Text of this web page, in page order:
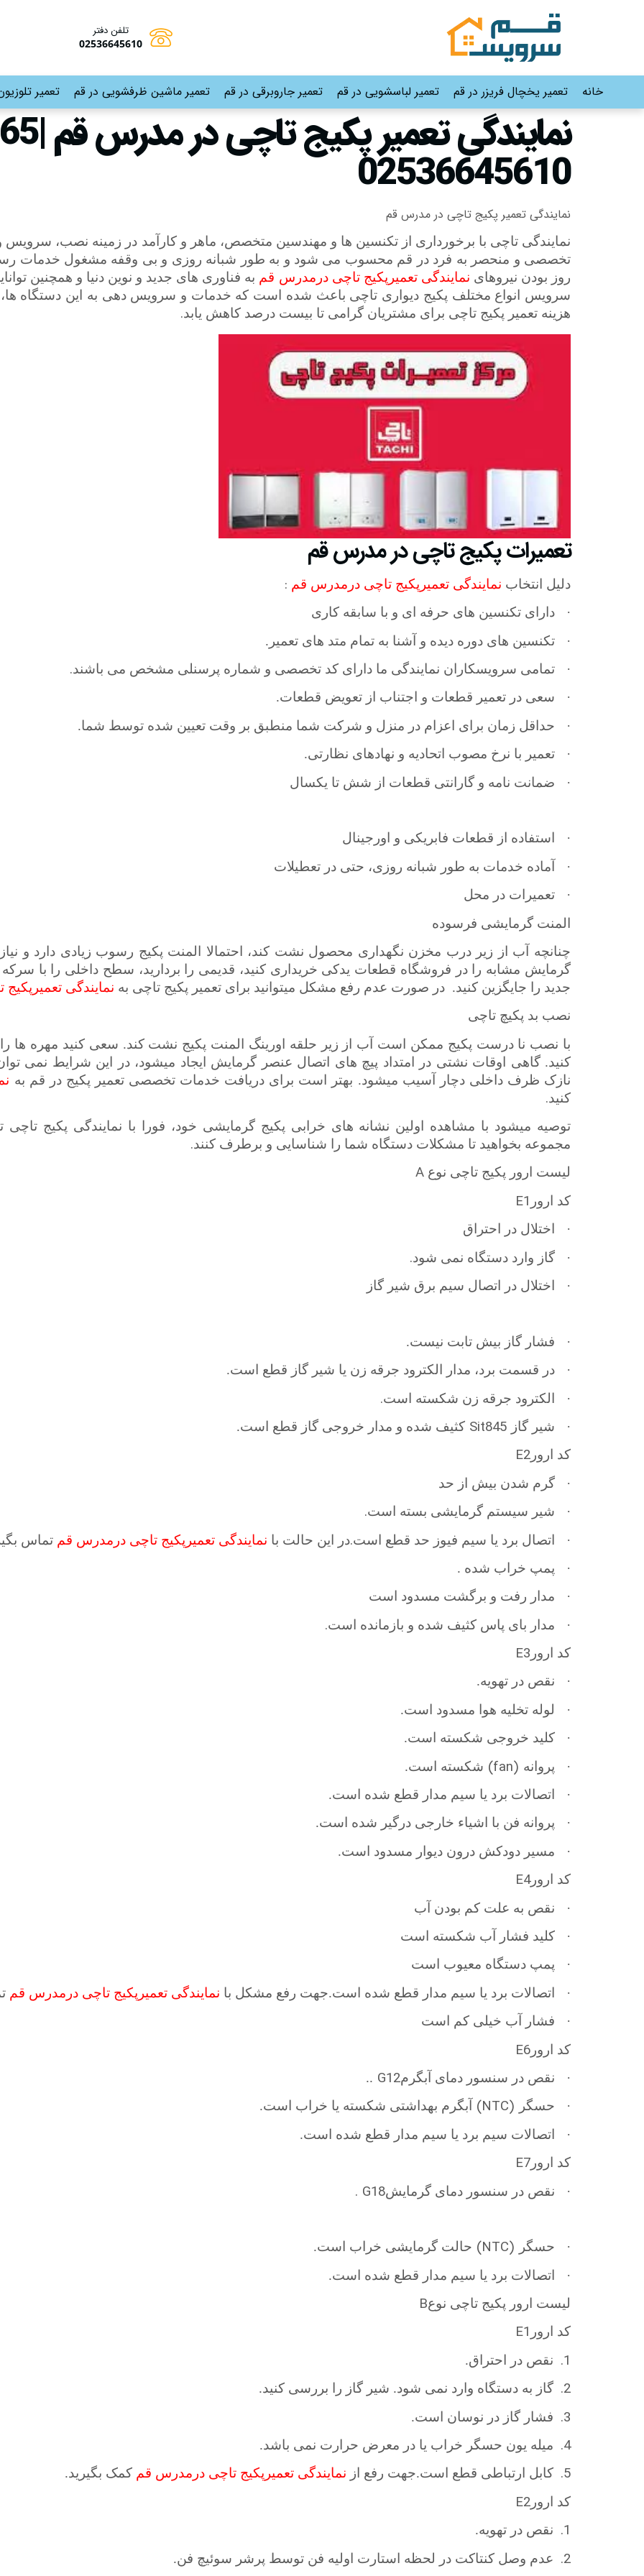
تلفن دفتر
02536645610
خانه تعمیر یخچال فریزر در قم تعمیر لباسشویی در قم تعمیر جاروبرقی در قم تعمیر ماشین ظرفشویی در قم تعمیر
02536645610
نمایندگی تعمیر پکیج تاچی در مدرس قم
نمایندگی تاچی با برخورداری از تکنسین ها و مهندسین متخصص، ماهر و کارآمد در زمینه نصب، سرویس
تخصصی و منحصر به فرد در قم محسوب می شود و به طور شبانه روزی و بی وقفه مشغول خدمات
روز بودن نیروهای نمایندگی تعمیرپکیج تاچی درمدرس قم به فناوری های جدید و نوین دنیا و همچنین
سرویس انواع مختلف پکیج دیواری تاچی باعث شده است که خدمات و سرویس دهی به این دستگاه ها،
هزینه تعمیر پکیج تاچی برای مشتریان گرامی تا بیست درصد کاهش یابد.
تعمیرات پکیج تاچی در مدرس قم
دلیل انتخاب نمایندگی تعمیرپکیج تاچی درمدرس قم :
·
دارای تکنسین های حرفه ای و با سابقه کاری
·
تکنسین های دوره دیده و آشنا به تمام متد های تعمیر.
·
تمامی سرویسکاران نمایندگی ما دارای کد تخصصی و شماره پرسنلی مشخص می باشند.
·
سعی در تعمیر قطعات و اجتناب از تعویض قطعات.
·
حداقل زمان برای اعزام در منزل و شرکت شما منطبق بر وقت تعیین شده توسط شما.
·
تعمیر با نرخ مصوب اتحادیه و نهادهای نظارتی.
·
ضمانت نامه و گارانتی قطعات از شش تا یکسال
·
استفاده از قطعات فابریکی و اورجینال
·
آماده خدمات به طور شبانه روزی، حتی در تعطیلات
·
تعمیرات در محل
المنت گرمایشی فرسوده
چنانچه آب از زیر درب مخزن نگهداری محصول نشت کند، احتمالا المنت پکیج رسوب زیادی دارد و نیاز
گرمایش مشابه را در فروشگاه قطعات یدکی خریداری کنید، قدیمی را بردارید، سطح داخلی را با سرکه
جدید را جایگزین کنید. در صورت عدم رفع مشکل می­توانید برای تعمیر پکیج تاچی به نمایندگی
نصب بد پکیچ تاچی
با نصب نا درست پکیج ممکن است آب از زیر حلقه اورینگ المنت پکیج نشت کند. سعی کنید مهره ­ها
کنید. گاهی اوقات نشتی در امتداد پیچ­ های اتصال عنصر گرمایش ایجاد می­شود، در این شرایط نمی
نازک ظرف داخلی دچار آسیب می­شود. بهتر است برای دریافت خدمات تخصصی تعمیر پکیج در قم به
کنید.
توصیه می­شود با مشاهده اولین نشانه­ های خرابی پکیج گرمایشی خود، فورا با نمایندگی پکیج
مجموعه بخواهید تا مشکلات دستگاه شما را شناسایی و برطرف کنند.
لیست ارور پکیج تاچی نوع A
کد ارور E1
·
اختلال در احتراق
·
گاز وارد دستگاه نمی شود.
· اختلال در اتصال سیم برق شیر گاز
·
فشار گاز بیش تابت نیست.
·
در قسمت برد، مدار الکترود جرقه زن یا شیر گاز قطع است.
·
الکترود جرقه زن شکسته است.
· شیر گاز Sit845 کثیف شده و مدار خروجی گاز قطع است.
کد ارور E2
·
گرم شدن بیش از حد
·
شیر سیستم گرمایشی بسته است.
· اتصال برد یا سیم فیوز حد قطع است.در این حالت با نمایندگی تعمیرپکیج تاچی درمدرس قم تماس
·
پمپ خراب شده .
·
مدار رفت و برگشت مسدود است
·
مدار بای پاس کثیف شده و بازمانده است.
کد ارور E3
·
نقص در تهویه.
·
لوله تخلیه هوا مسدود است.
·
کلید خروجی شکسته است.
·
پروانه (fan) شکسته است.
·
اتصالات برد یا سیم مدار قطع شده است.
·
پروانه فن با اشیاء خارجی درگیر شده است.
·
مسیر دودکش درون دیوار مسدود است.
کد ارورE4
·
نقص به علت کم بودن آب
·
کلید فشار آب شکسته است
·
پمپ دستگاه معیوب است
·
اتصالات برد یا سیم مدار قطع شده است.جهت رفع مشکل با نمایندگی تعمیرپکیج تاچی درمدرس قم
·
فشار آب خیلی کم است
کد ارور E6
· نقص در سنسور دمای آبگرمG12
..
·
حسگر (NTC)
آبگرم بهداشتی شکسته یا خراب است.
·
اتصالات سیم برد یا سیم مدار قطع شده است.
کد ارور E7
· نقص در سنسور دمای گرمایش. G18
· حسگر (NTC) حالت گرمایشی خراب است.
·
اتصالات برد یا سیم مدار قطع شده است.
لیست ارور پکیج تاچی نوعB
کد ارور E1
1.
نقص در احتراق.
2. گاز به دستگاه وارد نمی شود. شیر گاز را بررسی کنید.
3. فشار گاز در نوسان است.
4. میله یون حسگر خراب یا در معرض حرارت نمی باشد.
5. کابل ارتباطی قطع است.جهت رفع از نمایندگی تعمیرپکیج تاچی درمدرس قم کمک بگیرید.
کد ارور E2
1.
نقص در تهویه.
2. عدم وصل کنتاکت در لحظه استارت اولیه فن توسط پرشر سوئیچ فن.